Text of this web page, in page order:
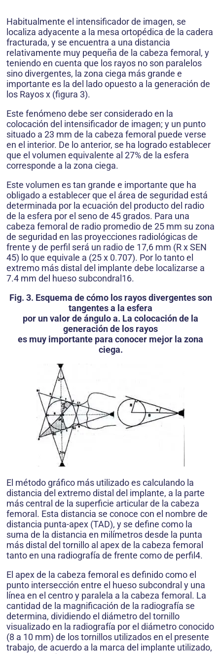
Habitualmente el intensificador de imagen, se
localiza adyacente a la mesa ortopédica de la cadera
fracturada, y se encuentra a una distancia
relativamente muy pequeña de la cabeza femoral, y
teniendo en cuenta que los rayos no son paralelos
sino divergentes, la zona ciega más grande e
importante es la del lado opuesto a la generación de
los Rayos x (figura 3).
Este fenómeno debe ser considerado en la
colocación del intensificador de imagen; y un punto
situado a 23 mm de la cabeza femoral puede verse
en el interior. De lo anterior, se ha logrado establecer
que el volumen equivalente al 27% de la esfera
corresponde a la zona ciega.
Este volumen es tan grande e importante que ha
obligado a establecer que el área de seguridad está
determinada por la ecuación del producto del radio
de la esfera por el seno de 45 grados. Para una
cabeza femoral de radio promedio de 25 mm su zona
de seguridad en las proyecciones radiológicas de
frente y de perfil será un radio de 17,6 mm (R x SEN
45) lo que equivale a (25 x 0.707). Por lo tanto el
extremo más distal del implante debe localizarse a
7.4 mm del hueso subcondral16.
Fig. 3. Esquema de cómo los rayos divergentes son
tangentes a la esfera
por un valor de ángulo a. La colocación de la
generación de los rayos
es muy importante para conocer mejor la zona
ciega.
El método gráfico más utilizado es calculando la
distancia del extremo distal del implante, a la parte
más central de la superficie articular de la cabeza
femoral. Esta distancia se conoce con el nombre de
distancia punta-apex (TAD), y se define como la
suma de la distancia en milímetros desde la punta
más distal del tornillo al apex de la cabeza femoral
tanto en una radiografía de frente como de perfil4.
El apex de la cabeza femoral es definido como el
punto intersección entre el hueso subcondral y una
línea en el centro y paralela a la cabeza femoral. La
cantidad de la magnificación de la radiografía se
determina, dividiendo el diámetro del tornillo
visualizado en la radiografía por el diámetro conocido
(8 a 10 mm) de los tornillos utilizados en el presente
trabajo, de acuerdo a la marca del implante utilizado,